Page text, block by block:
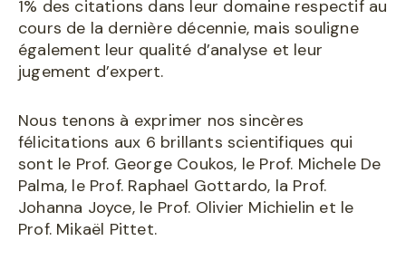
1% des citations dans leur domaine respectif au
cours de la dernière décennie, mais souligne
également leur qualité d’analyse et leur
jugement d’expert.
Nous tenons à exprimer nos sincères
félicitations aux 6 brillants scientifiques qui
sont le Prof. George Coukos, le Prof. Michele De
Palma, le Prof. Raphael Gottardo, la Prof.
Johanna Joyce, le Prof. Olivier Michielin et le
Prof. Mikaël Pittet.